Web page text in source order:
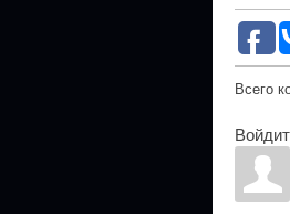
Всего